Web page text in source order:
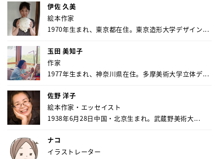
伊佐 久美
絵本作家
1970年生まれ、東京都在住。東京造形大学デザイン...
玉田 美知子
作家
1977年生まれ、神奈川県在住。多摩美術大学立体デ...
佐野 洋子
絵本作家・エッセイスト
1938年6月28日中国・北京生まれ。武蔵野美術大...
ナコ
イラストレーター